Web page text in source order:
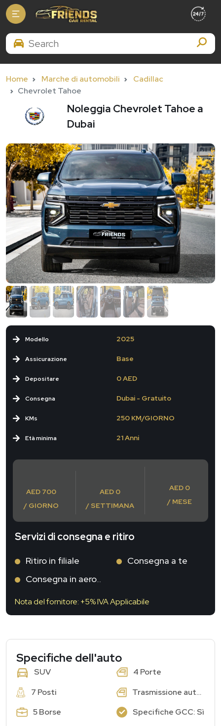
Search Brands
Home Marche di automobili
Cadillac
Chevrolet Tahoe
Noleggia Chevrolet Tahoe a
Dubai
Modello
Assicurazione
Depositare
2025
Base
0 AED
Consegna
KMs
Età minima
Dubai - Gratuito
250 KM/GIORNO
21 Anni
AED 700
/ GIORNO
AED 0
/ SETTIMANA
AED 0
/ MESE
Servizi di consegna e ritiro
Ritiro in filiale
Consegna a te
Consegna in aeroporto
Nota del fornitore: +5% IVA Applicabile
Specifiche dell'auto
SUV
4 Porte
7 Posti
Trasmissione automatica
5 Borse
Specifiche GCC: Sì